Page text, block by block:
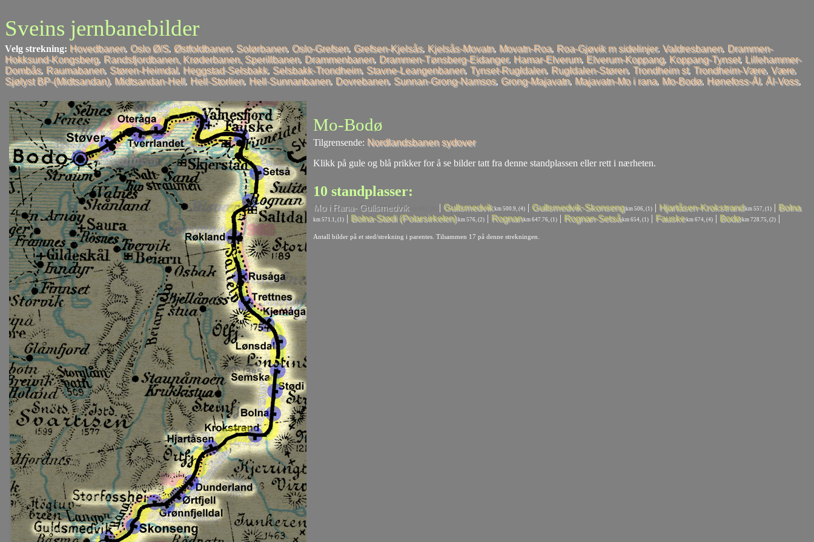
Sveins jernbanebilder
Velg strekning: Hovedbanen, Oslo Ø/S, Østfoldbanen, Solørbanen, Oslo-Grefsen, Grefsen-Kjelsås, Kjelsås-Movatn, Movatn-Roa, Roa-Gjøvik m sidelinjer, Valdresbanen, Drammen-
Hokksund-Kongsberg, Randsfjordbanen, Krøderbanen, Sperillbanen, Drammenbanen, Drammen-Tønsberg-Eidanger, Hamar-Elverum, Elverum-Koppang, Koppang-Tynset, Lillehammer-
Dombås, Raumabanen, Støren-Heimdal, Heggstad-Selsbakk, Selsbakk-Trondheim, Stavne-Leangenbanen, Tynset-Rugldalen, Rugldalen-Støren, Trondheim st, Trondheim-Være, Være,
Sjølyst BP-(Midtsandan), Midtsandan-Hell, Hell-Storlien, Hell-Sunnanbanen, Dovrebanen, Sunnan-Grong-Namsos, Grong-Majavatn, Majavatn-Mo i rana, Mo-Bodø, Hønefoss-Ål, Ål-Voss,
Mo-Bodø
Tilgrensende: Nordlandsbanen sydover
Klikk på gule og blå prikker for å se bilder tatt fra denne standplassen eller rett i nærheten.
10 standplasser:
Mo i Rana- Gullsmedvikkm 499, (0) | Gullsmedvikkm 500.9, (4) | Gullsmedvik-Skonsengkm 506, (1) | Hjartåsen-Krokstrand km 557, (1) | Bolna
km 571.1, (1) | Bolna-Stødi (Polarsirkelen)km 576, (2) | Rognankm 647.76, (1) | Rognan-Setsåkm 654, (1) | Fauskekm 674, (4) | Bodøkm 728.75, (2) |
Antall bilder på et sted/strekning i parentes. Tilsammen 17 på denne strekningen.